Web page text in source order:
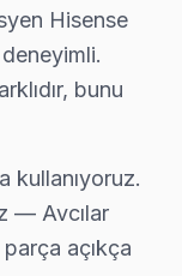
götürmek
kapıdan alım-
devam etmesi
sorunun
sık karşılaşılan
bağlantı sorunu
ULED 4K
Hisense
bunu
kullanıyoruz.
— Avcılar
açıkça